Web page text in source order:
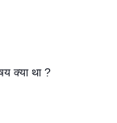
क्या था ?